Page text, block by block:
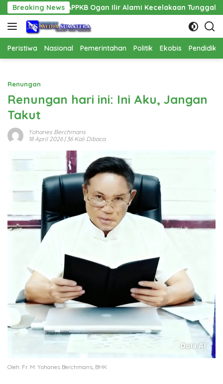
Langsung
ke
konten
Breaking News
Ogan Ilir Alami Kecelakaan Tunggal
Peristiwa Nasional Pemerintahan Politik Ekobis
Renungan
Renungan hari ini: Ini Aku, Jangan
Takut
Yohanes Berchmans
18 April 2026| 36 Kali Dibaca
Oleh: Fr. M. Yohanes Berchmans, BHK